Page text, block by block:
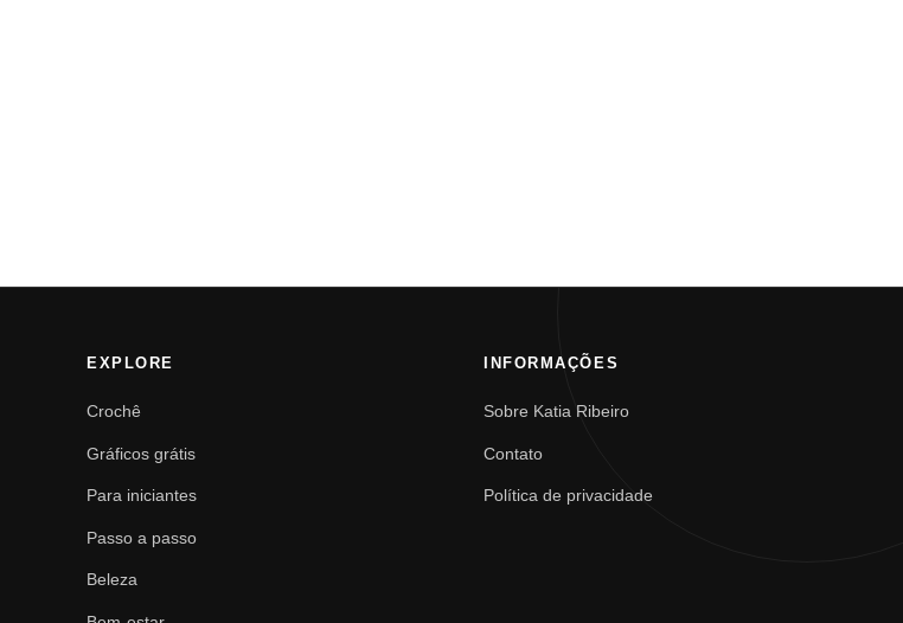
EXPLORE
Crochê
Gráficos grátis
Para iniciantes
Passo a passo
Beleza
INFORMAÇÕES
Sobre Katia Ribeiro
Contato
Política de privacidade